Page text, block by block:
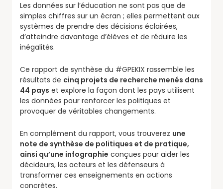
Les données sur l’éducation ne sont pas que de
simples chiffres sur un écran ; elles permettent aux
systèmes de prendre des décisions éclairées,
d’atteindre davantage d’élèves et de réduire les
inégalités.
Ce rapport de synthèse du #GPEKIX rassemble les
résultats de cinq projets de recherche menés dans
44 pays et explore la façon dont les pays utilisent
les données pour renforcer les politiques et
provoquer de véritables changements.
En complément du rapport, vous trouverez une
note de synthèse de politiques et de pratique,
ainsi qu’une infographie conçues pour aider les
décideurs, les acteurs et les défenseurs à
transformer ces enseignements en actions
concrètes.